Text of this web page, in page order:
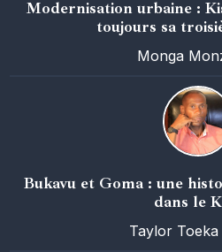
Modernisation urbaine :
toujours sa
Monga
Bukavu et Goma : une
dans le
Taylor Toeka